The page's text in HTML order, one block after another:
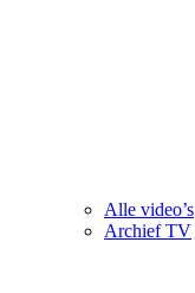
Alle video’s
Archief TV